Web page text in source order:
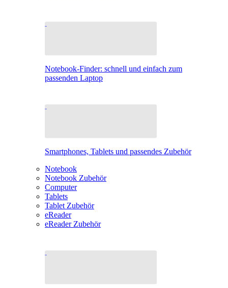
Notebook-Finder: schnell und einfach zum
passenden Laptop
Smartphones, Tablets und passendes Zubehör
Notebook
Notebook Zubehör
Computer
Tablets
Tablet Zubehör
eReader
eReader Zubehör